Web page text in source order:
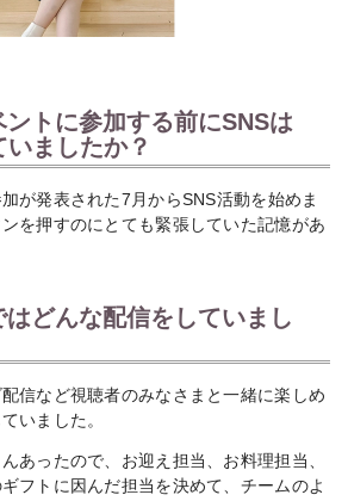
トに参加する前にSNSは
ましたか？
が発表された7月からSNS活動を始めま
を押すのにとても緊張していた記憶があ
どんな配信をしていまし
信など視聴者のみなさまと一緒に楽しめ
いました。
あったので、お迎え担当、お料理担当、
フトに因んだ担当を決めて、チームのよ